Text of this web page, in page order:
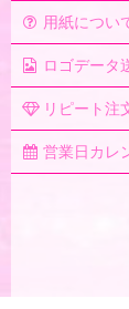
用紙につい
ロゴデータ
リピート注
営業日カレ